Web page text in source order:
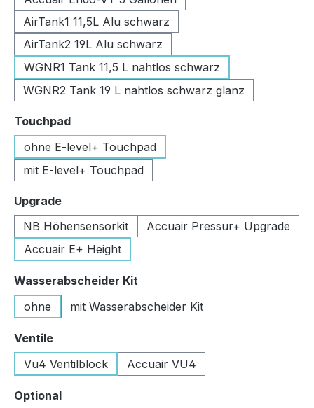
AirTank1 11,5L Alu schwarz
AirTank2 19L Alu schwarz
WGNR1 Tank 11,5 L nahtlos schwarz
WGNR2 Tank 19 L nahtlos schwarz glanz
Touchpadauswählen
ohne E-level+ Touchpad
mit E-level+ Touchpad
Upgradeauswählen
NB Höhensensorkit
Accuair Pressur+ Upgrade
Accuair E+ Height
Wasserabscheider Kit
ohne
mit Wasserabscheider Kit
Ventileauswählen
Vu4 Ventilblock
Accuair VU4
Optionalauswählen